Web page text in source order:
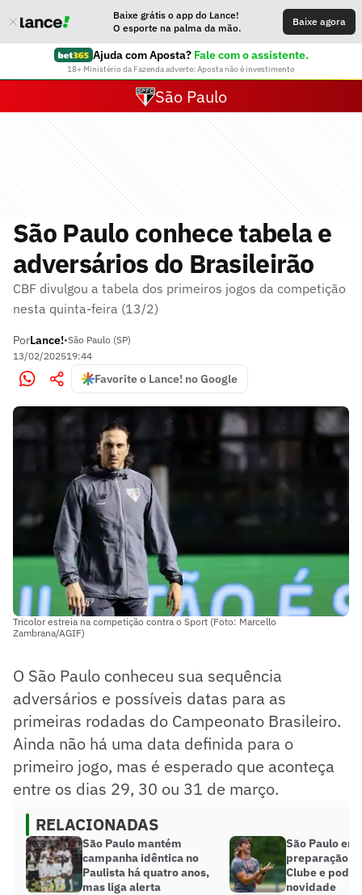
Baixe grátis o app do Lance!
O esporte na palma da mão.
Baixe agora
Ajuda com Aposta? Fale com o assistente.
18+ Ministério da Fazenda adverte: Aposta não é investimento
São Paulo
São Paulo conhece tabela e
adversários do Brasileirão
CBF divulgou a tabela dos primeiros jogos da competição
nesta quinta-feira (13/2)
PorLance!•São Paulo (SP)
13/02/202519:44
Favorite o Lance! no Google
Tricolor estreia na competição contra o Sport (Foto: Marcello
Zambrana/AGIF)
O São Paulo conheceu sua sequência
adversários e possíveis datas para as
primeiras rodadas do Campeonato Brasileiro.
Ainda não há uma data definida para o
primeiro jogo, mas é esperado que aconteça
entre os dias 29, 30 ou 31 de março.
RELACIONADAS
São Paulo mantém
campanha idêntica no
Paulista há quatro anos,
mas liga alerta
São Paulo
preparação
Clube e pode
novidade